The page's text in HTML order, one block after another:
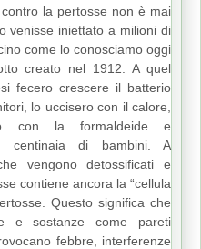
la pertosse non è mai
venisse iniettato a milioni di
come lo conosciamo oggi
creato nel 1912. A quel
fecero crescere il batterio
lo uccisero con il calore,
con la formaldeide e
centinaia di bambini. A
vengono detossificati e
contiene ancora la “cellula
Questo significa che
e sostanze come pareti
febbre, interferenze